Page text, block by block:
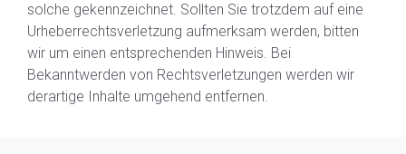
solche gekennzeichnet. Sollten Sie trotzdem auf eine
Urheberrechtsverletzung aufmerksam werden, bitten
wir um einen entsprechenden Hinweis. Bei
Bekanntwerden von Rechtsverletzungen werden wir
derartige Inhalte umgehend entfernen.